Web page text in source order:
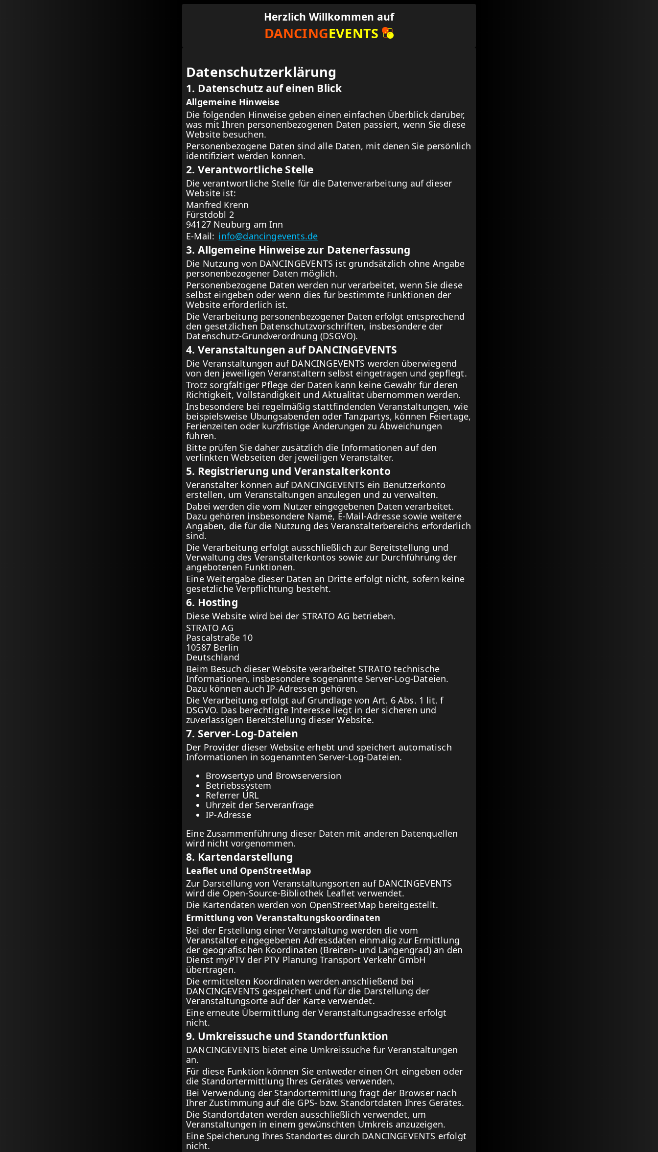
Herzlich Willkommen auf
DANCINGEVENTS
Datenschutzerklärung
1. Datenschutz auf einen Blick
Allgemeine Hinweise
Die folgenden Hinweise geben einen einfachen Überblick darüber,
was mit Ihren personenbezogenen Daten passiert, wenn Sie diese
Website besuchen.
Personenbezogene Daten sind alle Daten, mit denen Sie persönlich
identifiziert werden können.
2. Verantwortliche Stelle
Die verantwortliche Stelle für die Datenverarbeitung auf dieser
Website ist:
Manfred Krenn
Fürstdobl 2
94127 Neuburg am Inn
E-Mail: info@dancingevents.de
3. Allgemeine Hinweise zur Datenerfassung
Die Nutzung von DANCINGEVENTS ist grundsätzlich ohne Angabe
personenbezogener Daten möglich.
Personenbezogene Daten werden nur verarbeitet, wenn Sie diese
selbst eingeben oder wenn dies für bestimmte Funktionen der
Website erforderlich ist.
Die Verarbeitung personenbezogener Daten erfolgt entsprechend
den gesetzlichen Datenschutzvorschriften, insbesondere der
Datenschutz-Grundverordnung (DSGVO).
4. Veranstaltungen auf DANCINGEVENTS
Die Veranstaltungen auf DANCINGEVENTS werden überwiegend
von den jeweiligen Veranstaltern selbst eingetragen und gepflegt.
Trotz sorgfältiger Pflege der Daten kann keine Gewähr für deren
Richtigkeit, Vollständigkeit und Aktualität übernommen werden.
Insbesondere bei regelmäßig stattfindenden Veranstaltungen, wie
beispielsweise Übungsabenden oder Tanzpartys, können Feiertage,
Ferienzeiten oder kurzfristige Änderungen zu Abweichungen
führen.
Bitte prüfen Sie daher zusätzlich die Informationen auf den
verlinkten Webseiten der jeweiligen Veranstalter.
5. Registrierung und Veranstalterkonto
Veranstalter können auf DANCINGEVENTS ein Benutzerkonto
erstellen, um Veranstaltungen anzulegen und zu verwalten.
Dabei werden die vom Nutzer eingegebenen Daten verarbeitet.
Dazu gehören insbesondere Name, E-Mail-Adresse sowie weitere
Angaben, die für die Nutzung des Veranstalterbereichs erforderlich
sind.
Die Verarbeitung erfolgt ausschließlich zur Bereitstellung und
Verwaltung des Veranstalterkontos sowie zur Durchführung der
angebotenen Funktionen.
Eine Weitergabe dieser Daten an Dritte erfolgt nicht, sofern keine
gesetzliche Verpflichtung besteht.
6. Hosting
Diese Website wird bei der STRATO AG betrieben.
STRATO AG
Pascalstraße 10
10587 Berlin
Deutschland
Beim Besuch dieser Website verarbeitet STRATO technische
Informationen, insbesondere sogenannte Server-Log-Dateien.
Dazu können auch IP-Adressen gehören.
Die Verarbeitung erfolgt auf Grundlage von Art. 6 Abs. 1 lit. f
DSGVO. Das berechtigte Interesse liegt in der sicheren und
zuverlässigen Bereitstellung dieser Website.
7. Server-Log-Dateien
Der Provider dieser Website erhebt und speichert automatisch
Informationen in sogenannten Server-Log-Dateien.
Browsertyp und Browserversion
Betriebssystem
Referrer URL
Uhrzeit der Serveranfrage
IP-Adresse
Eine Zusammenführung dieser Daten mit anderen Datenquellen
wird nicht vorgenommen.
8. Kartendarstellung
Leaflet und OpenStreetMap
Zur Darstellung von Veranstaltungsorten auf DANCINGEVENTS
wird die Open-Source-Bibliothek Leaflet verwendet.
Die Kartendaten werden von OpenStreetMap bereitgestellt.
Ermittlung von Veranstaltungskoordinaten
Bei der Erstellung einer Veranstaltung werden die vom
Veranstalter eingegebenen Adressdaten einmalig zur Ermittlung
der geografischen Koordinaten (Breiten- und Längengrad) an den
Dienst myPTV der PTV Planung Transport Verkehr GmbH
übertragen.
Die ermittelten Koordinaten werden anschließend bei
DANCINGEVENTS gespeichert und für die Darstellung der
Veranstaltungsorte auf der Karte verwendet.
Eine erneute Übermittlung der Veranstaltungsadresse erfolgt
nicht.
9. Umkreissuche und Standortfunktion
DANCINGEVENTS bietet eine Umkreissuche für Veranstaltungen
an.
Für diese Funktion können Sie entweder einen Ort eingeben oder
die Standortermittlung Ihres Gerätes verwenden.
Bei Verwendung der Standortermittlung fragt der Browser nach
Ihrer Zustimmung auf die GPS- bzw. Standortdaten Ihres Gerätes.
Die Standortdaten werden ausschließlich verwendet, um
Veranstaltungen in einem gewünschten Umkreis anzuzeigen.
Eine Speicherung Ihres Standortes durch DANCINGEVENTS erfolgt
nicht.